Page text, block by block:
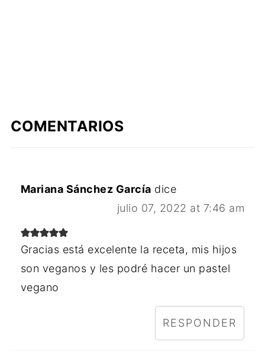
COMENTARIOS
Mariana Sánchez García dice
julio 07, 2022 at 7:46 am
Gracias está excelente la receta, mis hijos
son veganos y les podré hacer un pastel
vegano
RESPONDER